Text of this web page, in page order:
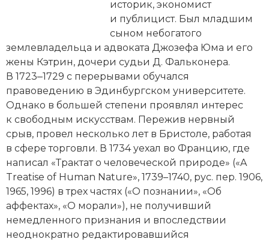
Генеалогия, геральдика
Государство и право
Европа
Империи
Историческая география и топонимика
История материальной и духовной культуры
История международных отношений
История, философия, теория и методология
исторического знания
Итория международных отношений
историк, экономист
и публицист. Был младшим
сыном небогатого
землевладельца и адвоката Джозефа Юма и его
жены Кэтрин, дочери судьи Д. Фальконера.
В 1723‒1729 с перерывами обучался
правоведению в Эдинбургском университете.
Однако в большей степени проявлял интерес
к свободным искусствам. Пережив нервный
срыв, провел несколько лет в Бристоле, работая
в сфере торговли. В 1734 уехал во Францию, где
написал «Трактат о человеческой природе» («A
Treatise of Human Nature», 1739–1740, рус. пер. 1906,
1965, 1996) в трех частях («О познании», «Об
аффектах», «О морали»), не получивший
немедленного признания и впоследствии
неоднократно редактировавшийся